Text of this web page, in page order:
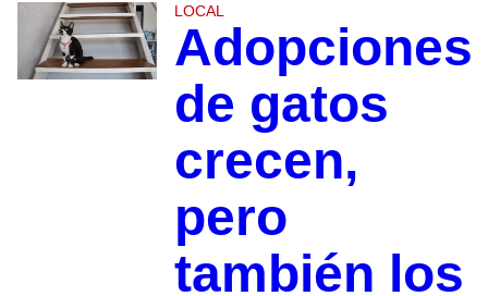
LOCAL
Adopciones
de gatos
crecen,
pero
también los